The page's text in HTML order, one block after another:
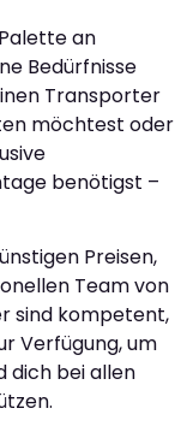
an
Bedürfnisse
Transporter
möchtest oder
benötigst –
Preisen,
Team von
sind kompetent,
Verfügung, um
dich bei allen